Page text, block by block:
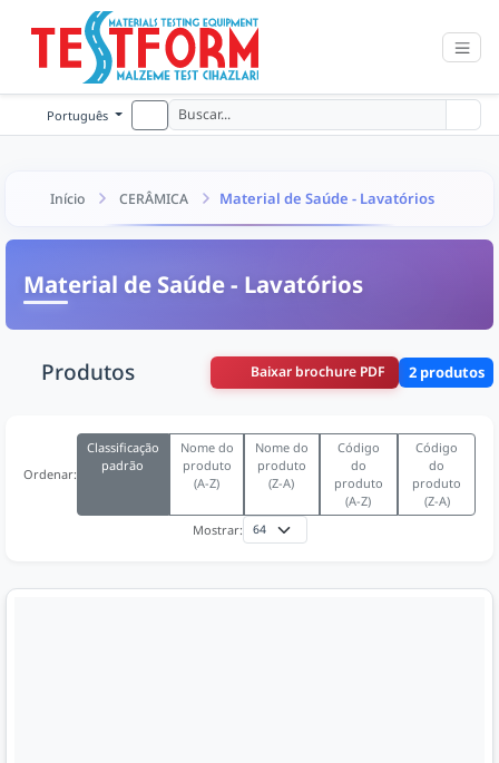
Português
Início CERÂMICA Material de Saúde - Lavatórios
Material de Saúde - Lavatórios
Produtos Baixar brochure PDF 2 produtos
Ordenar:
Classificação
padrão
Nome do
produto
(A-Z)
Nome do
produto
(Z-A)
Código
do
produto
(A-Z)
Código
do
produto
(Z-A)
Mostrar: